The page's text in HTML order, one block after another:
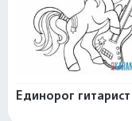
Единорог гитарист